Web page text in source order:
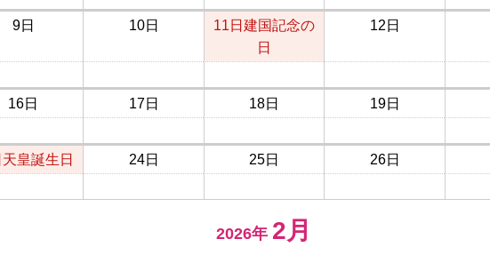
9日 10日 11日 建国記念の
日
12日
16日 17日 18日 19日
天皇誕生日 24日 25日 26日
2026年 2月